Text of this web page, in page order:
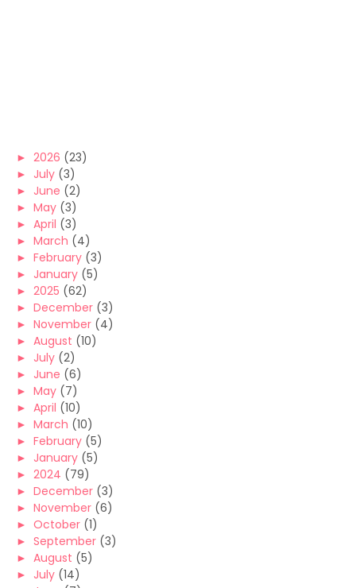
► 2026 (23)
► July (3)
► June (2)
► May (3)
► April (3)
► March (4)
► February (3)
► January (5)
► 2025 (62)
► December (3)
► November (4)
► August (10)
► July (2)
► June (6)
► May (7)
► April (10)
► March (10)
► February (5)
► January (5)
► 2024 (79)
► December (3)
► November (6)
► October (1)
► September (3)
► August (5)
► July (14)